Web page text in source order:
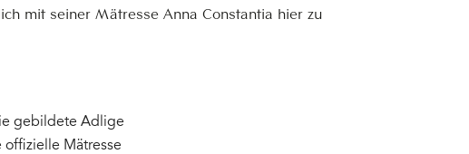
mit seiner Mätresse Anna Constantia hier zu
gebildete Adlige
Mätresse